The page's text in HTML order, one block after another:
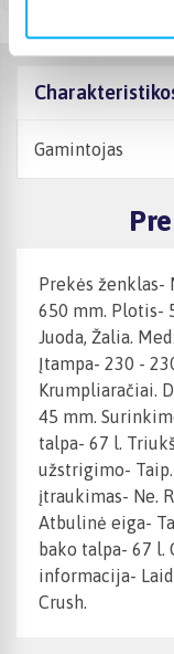
Gamintojas
Prekės ženklas-
650 mm. Plotis-
Juoda, Žalia.
Įtampa- 230 -
Krumpliaračiai.
45 mm.
talpa- 67 l.
užstrigimo-
įtraukimas- Ne.
Atbulinė eiga-
bako talpa- 67 l.
informacija-
Crush.